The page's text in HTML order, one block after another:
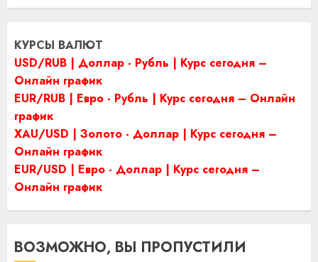
КУРСЫ ВАЛЮТ
USD/RUB | Доллар - Рубль | Курс сегодня –
Онлайн график
EUR/RUB | Евро - Рубль | Курс сегодня – Онлайн
график
XAU/USD | Золото - Доллар | Курс сегодня –
Онлайн график
EUR/USD | Евро - Доллар | Курс сегодня –
Онлайн график
ВОЗМОЖНО, ВЫ ПРОПУСТИЛИ